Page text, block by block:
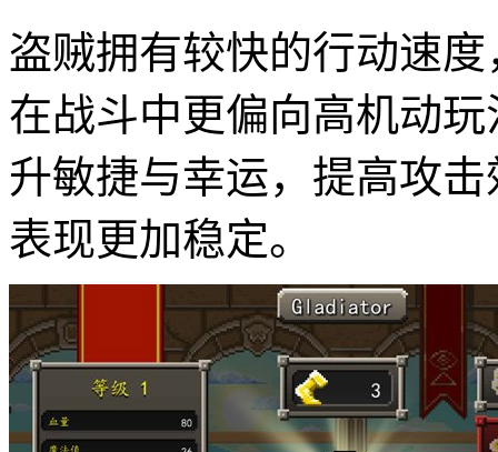
盗贼拥有较快的行动速
在战斗中更偏向高机动
升敏捷与幸运，提高攻
表现更加稳定。